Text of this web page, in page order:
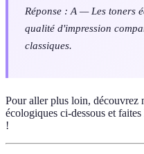
Réponse : A — Les toners
qualité d'impression
classiques.
Pour aller plus loin, découvrez
écologiques ci-dessous et
!